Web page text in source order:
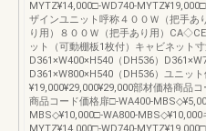
MYTZ¥14,000□-WD740-
ザインユニット呼称４００Ｗ（把手あ
り用）８００Ｗ（把手あり用）
ット（可動棚板1枚付）キャビネット
D361×W400×H540（DH536）
D361×W800×H540（DH536）ユニッ
¥19,000¥29,000¥29,000部材価格商品
商品コード価格扉□-WA400-
MBS◇¥10,000□-WA800-MBS◇¥10,000
MYTZ¥14,000□-WD740-